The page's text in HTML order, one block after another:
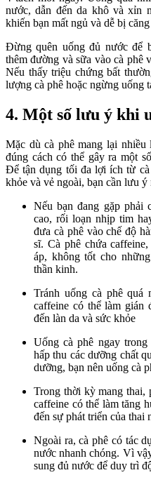
nước, dẫn đến da khô và xỉn
khiến bạn mất ngủ và dễ bị
Đừng quên uống đủ nước để
thêm đường và sữa vào cà phê
Nếu thấy triệu chứng bất
lượng cà phê hoặc ngừng uống
4. Một số lưu ý khi
Mặc dù cà phê mang lại
đúng cách có thể gây ra một
Để tận dụng tối đa lợi ích từ
khỏe và vẻ ngoài, bạn cần lưu ý
Nếu bạn đang gặp phải
cao, rối loạn nhịp tim
đưa cà phê vào chế độ
sĩ. Cà phê chứa
áp, không tốt cho
thần kinh.
Tránh uống cà phê
caffeine có thể làm gián
đến làn da và sức khỏe
Uống cà phê ngay
hấp thu các dưỡng chất
dưỡng, bạn nên uống cà
Trong thời kỳ mang thai,
caffeine có thể làm tăng
đến sự phát triển của thai
Ngoài ra, cà phê có tác
nước nhanh chóng. Vì
sung đủ nước để duy trì